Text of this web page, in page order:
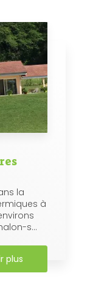
la
à
s...
plus